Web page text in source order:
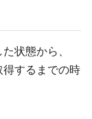
状態から、
得するまでの時